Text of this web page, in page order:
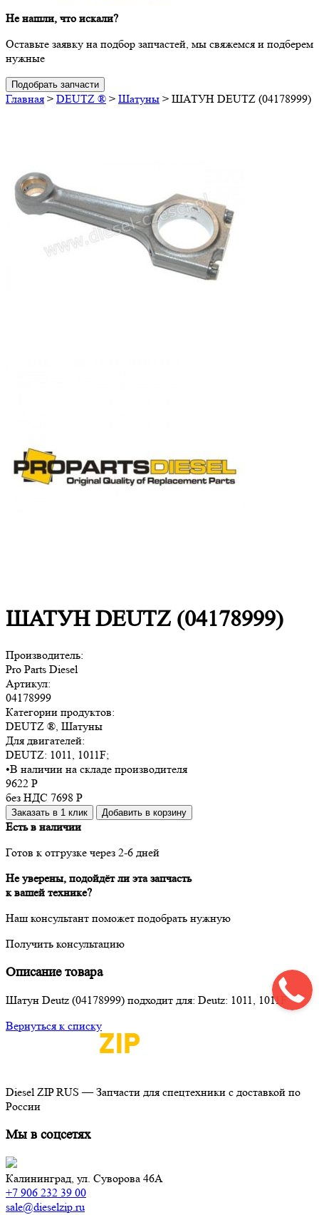
Не нашли, что искали?
Оставьте заявку на подбор запчастей, мы свяжемся и подберем
нужные
Подобрать запчасти
Главная > DEUTZ ® > Шатуны > ШАТУН DEUTZ (04178999)
ШАТУН DEUTZ (04178999)
Производитель:
Pro Parts Diesel
Артикул:
04178999
Категории продуктов:
DEUTZ ®, Шатуны
Для двигателей:
DEUTZ: 1011, 1011F;
•В наличии на складе производителя
9622 Р
без НДС 7698 Р
Заказать в 1 клик Добавить в корзину
Есть в наличии
Готов к отгрузке через 2-6 дней
Не уверены, подойдёт ли эта запчасть
к вашей технике?
Наш консультант поможет подобрать нужную
Получить консультацию
Описание товара
Шатун Deutz (04178999) подходит для: Deutz: 1011, 1011F
Вернуться к списку
Diesel ZIP RUS — Запчасти для спецтехники с доставкой по
России
Мы в соцсетях
Калининград, ул. Суворова 46А
+7 906 232 39 00
sale@dieselzip.ru